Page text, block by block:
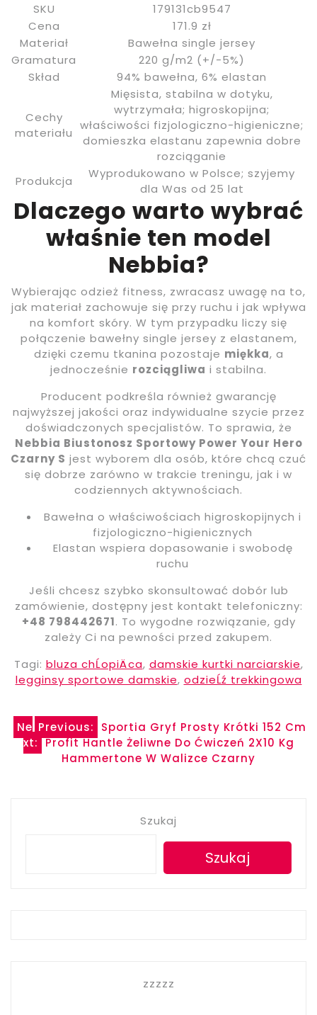
SKU
179131cb9547
Cena
171.9 zł
Materiał
Bawełna single jersey
Gramatura
220 g/m2 (+/-5%)
Skład
94% bawełna, 6% elastan
Cechy
materiału
Mięsista, stabilna w dotyku,
wytrzymała; higroskopijna;
właściwości fizjologiczno-higieniczne;
domieszka elastanu zapewnia dobre
rozciąganie
Produkcja
Wyprodukowano w Polsce; szyjemy
dla Was od 25 lat
Dlaczego warto wybrać
właśnie ten model
Nebbia?
Wybierając odzież fitness, zwracasz uwagę na to,
jak materiał zachowuje się przy ruchu i jak wpływa
na komfort skóry. W tym przypadku liczy się
połączenie bawełny single jersey z elastanem,
dzięki czemu tkanina pozostaje miękka, a
jednocześnie rozciągliwa i stabilna.
Producent podkreśla również gwarancję
najwyższej jakości oraz indywidualne szycie przez
doświadczonych specjalistów. To sprawia, że
Nebbia Biustonosz Sportowy Power Your Hero
Czarny S jest wyborem dla osób, które chcą czuć
się dobrze zarówno w trakcie treningu, jak i w
codziennych aktywnościach.
Bawełna o właściwościach higroskopijnych i
fizjologiczno-higienicznych
Elastan wspiera dopasowanie i swobodę
ruchu
Jeśli chcesz szybko skonsultować dobór lub
zamówienie, dostępny jest kontakt telefoniczny:
+48 798442671. To wygodne rozwiązanie, gdy
zależy Ci na pewności przed zakupem.
Tagi: bluza chĹopiÄca, damskie kurtki narciarskie,
legginsy sportowe damskie, odzieĹź trekkingowa
Nawigacja
wpisu
Previous: Sportia Gryf Prosty Krótki 152 Cm
Ne
xt: Profit Hantle Żeliwne Do Ćwiczeń 2X10 Kg
Hammertone W Walizce Czarny
Szukaj
Szukaj
zzzzz